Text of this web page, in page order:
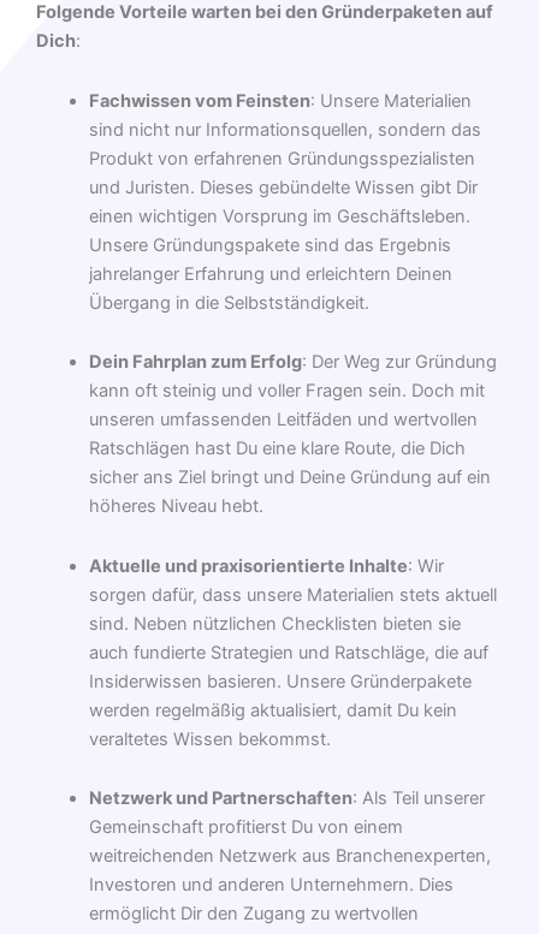
Folgende Vorteile warten bei den Gründerpaketen auf
Dich:
Fachwissen vom Feinsten: Unsere Materialien
sind nicht nur Informationsquellen, sondern das
Produkt von erfahrenen Gründungsspezialisten
und Juristen. Dieses gebündelte Wissen gibt Dir
einen wichtigen Vorsprung im Geschäftsleben.
Unsere Gründungspakete sind das Ergebnis
jahrelanger Erfahrung und erleichtern Deinen
Übergang in die Selbstständigkeit.
Dein Fahrplan zum Erfolg: Der Weg zur Gründung
kann oft steinig und voller Fragen sein. Doch mit
unseren umfassenden Leitfäden und wertvollen
Ratschlägen hast Du eine klare Route, die Dich
sicher ans Ziel bringt und Deine Gründung auf ein
höheres Niveau hebt.
Aktuelle und praxisorientierte Inhalte: Wir
sorgen dafür, dass unsere Materialien stets aktuell
sind. Neben nützlichen Checklisten bieten sie
auch fundierte Strategien und Ratschläge, die auf
Insiderwissen basieren. Unsere Gründerpakete
werden regelmäßig aktualisiert, damit Du kein
veraltetes Wissen bekommst.
Netzwerk und Partnerschaften: Als Teil unserer
Gemeinschaft profitierst Du von einem
weitreichenden Netzwerk aus Branchenexperten,
Investoren und anderen Unternehmern. Dies
ermöglicht Dir den Zugang zu wertvollen